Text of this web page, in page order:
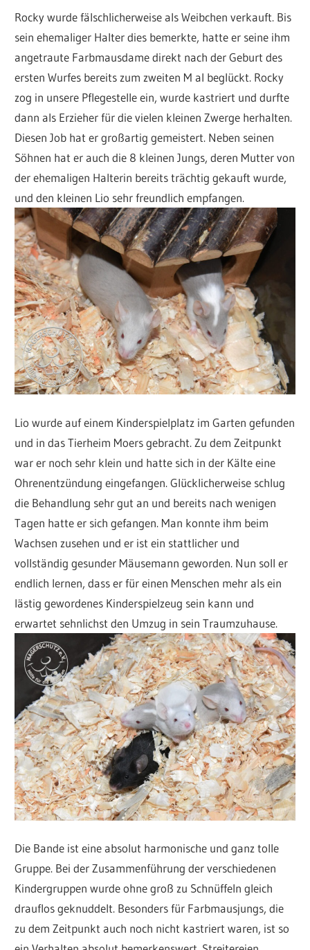
Rocky wurde fälschlicherweise als Weibchen verkauft. Bis
sein ehemaliger Halter dies bemerkte, hatte er seine ihm
angetraute Farbmausdame direkt nach der Geburt des
ersten Wurfes bereits zum zweiten M al beglückt. Rocky
zog in unsere Pflegestelle ein, wurde kastriert und durfte
dann als Erzieher für die vielen kleinen Zwerge herhalten.
Diesen Job hat er großartig gemeistert. Neben seinen
Söhnen hat er auch die 8 kleinen Jungs, deren Mutter von
der ehemaligen Halterin bereits trächtig gekauft wurde,
und den kleinen Lio sehr freundlich empfangen.
Lio wurde auf einem Kinderspielplatz im Garten gefunden
und in das Tierheim Moers gebracht. Zu dem Zeitpunkt
war er noch sehr klein und hatte sich in der Kälte eine
Ohrenentzündung eingefangen. Glücklicherweise schlug
die Behandlung sehr gut an und bereits nach wenigen
Tagen hatte er sich gefangen. Man konnte ihm beim
Wachsen zusehen und er ist ein stattlicher und
vollständig gesunder Mäusemann geworden. Nun soll er
endlich lernen, dass er für einen Menschen mehr als ein
lästig gewordenes Kinderspielzeug sein kann und
erwartet sehnlichst den Umzug in sein Traumzuhause.
Die Bande ist eine absolut harmonische und ganz tolle
Gruppe. Bei der Zusammenführung der verschiedenen
Kindergruppen wurde ohne groß zu Schnüffeln gleich
drauflos geknuddelt. Besonders für Farbmausjungs, die
zu dem Zeitpunkt auch noch nicht kastriert waren, ist so